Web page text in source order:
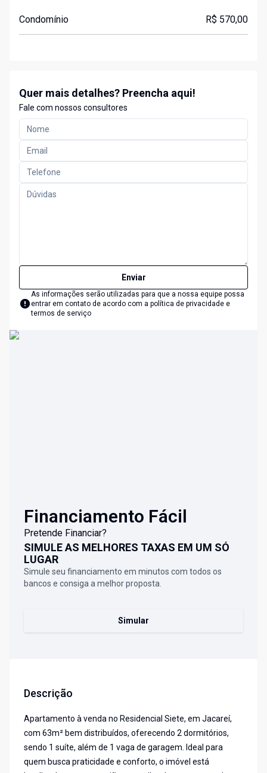
Condomínio R$ 570,00
Quer mais detalhes? Preencha aqui!
Fale com nossos consultores
Enviar
As informações serão utilizadas para que a nossa equipe possa
entrar em contato de acordo com a política de privacidade e
termos de serviço
Financiamento Fácil
Pretende Financiar?
SIMULE AS MELHORES TAXAS EM UM SÓ
LUGAR
Simule seu financiamento em minutos com todos os
bancos e consiga a melhor proposta.
Simular
Descrição
Apartamento à venda no Residencial Siete, em Jacareí,
com 63m² bem distribuídos, oferecendo 2 dormitórios,
sendo 1 suíte, além de 1 vaga de garagem. Ideal para
quem busca praticidade e conforto, o imóvel está